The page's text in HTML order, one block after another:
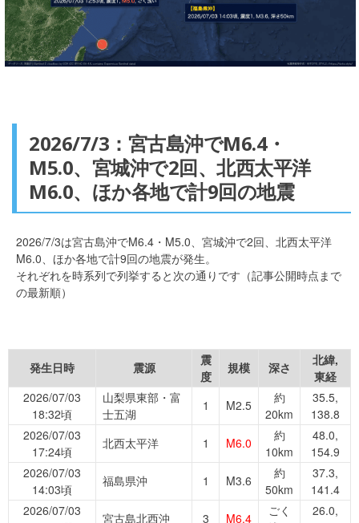
2026/7/3：宮古島沖でM6.4・
M5.0、宮城沖で2回、北西太平洋
M6.0、ほか各地で計9回の地震
2026/7/3は宮古島沖でM6.4・M5.0、宮城沖で2回、北西太平洋
M6.0、ほか各地で計9回の地震が発生。
それぞれを時系列で列挙すると次の通りです（記事公開時点まで
の最新順）
発生日時 震源
震
度
規模 深さ
北緯,
東経
2026/07/03
18:32頃
山梨県東部・富
士五湖
1 M2.5
約
20km
35.5,
138.8
2026/07/03
17:24頃
北西太平洋 1 M6.0
約
10km
48.0,
154.9
2026/07/03
14:03頃
福島県沖 1 M3.6
約
50km
37.3,
141.4
2026/07/03
宮古島北西沖 3 M6.4
ごく
26.0,